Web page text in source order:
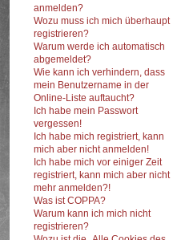
anmelden?
Wozu muss ich mich überhaupt
registrieren?
Warum werde ich automatisch
abgemeldet?
Wie kann ich verhindern, dass
mein Benutzername in der
Online-Liste auftaucht?
Ich habe mein Passwort
vergessen!
Ich habe mich registriert, kann
mich aber nicht anmelden!
Ich habe mich vor einiger Zeit
registriert, kann mich aber nicht
mehr anmelden?!
Was ist COPPA?
Warum kann ich mich nicht
registrieren?